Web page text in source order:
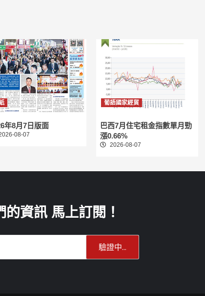
年8月7日版面
08-07
葡語國家經貿
巴西7月住宅租金指數單月勁
漲0.66%
2026-08-07
的資訊 馬上訂閱！